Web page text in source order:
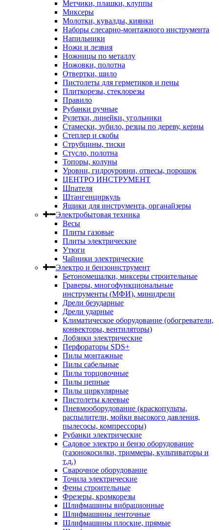
Метчики, плашки, клуппы
Миксеры
Молотки, кувалды, киянки
Наборы слесарно-монтажного инструмента
Напильники
Ножи и лезвия
Ножницы по металлу
Ножовки, полотна
Отвертки, шило
Пистолеты для герметиков и пены
Плиткорезы, стеклорезы
Правило
Рубанки ручные
Рулетки, линейки, угольники
Стамески, зубило, резцы по дереву, керны
Степлер и скобы
Струбцины, тиски
Стусло, полотна
Топоры, колуны
Уровни, гидроуровни, отвесы, порошок
ЦЕНТРО ИНСТРУМЕНТ
Шпателя
Штангенциркуль
Ящики для инструмента, органайзеры
Электробытовая техника
Весы
Плиты газовые
Плиты электрические
Утюги
Чайники электрические
Электро и бензоинструмент
Бетономешалки, миксеры строительные
Граверы, многофункциональные
инструменты (МФИ), минидрели
Дрели безударные
Дрели ударные
Климатическое оборудование (обогреватели,
конвекторы, вентиляторы)
Лобзики электрические
Перфораторы SDS+
Пилы монтажные
Пилы сабельные
Пилы торцовочные
Пилы цепные
Пилы циркулярные
Пистолеты клеевые
Пневмооборудование (краскопульты,
распылители, мойки высокого давления,
пылесосы, компрессоры)
Рубанки электрические
Садовое электро и бензо оборудование
(газонокосилки, триммеры, культиваторы и
т.д.)
Сварочное оборудование
Точила электрические
Фены строительные
Фрезеры, кромкорезы
Шлифмашины вибрационные
Шлифмашины ленточные
Шлифмашины плоские, прямые